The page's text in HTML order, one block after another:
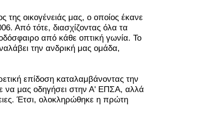
της οικογένειάς μας, ο οποίος έκανε
Από τότε, διασχίζοντας όλα τα
από κάθε οπτική γωνία. Το
την ανδρική μας ομάδα,
επίδοση καταλαμβάνοντας την
να μας οδηγήσει στην Α' ΕΠΣΑ, αλλά
Έτσι, ολοκληρώθηκε η πρώτη